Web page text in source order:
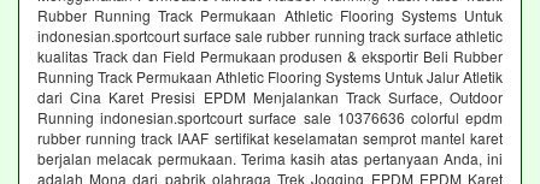
Rubber Running Track Permukaan Athletic Flooring Systems Untuk
indonesian.sportcourt surface sale rubber running track surface athletic
kualitas Track dan Field Permukaan produsen & eksportir Beli Rubber
Running Track Permukaan Athletic Flooring Systems Untuk Jalur Atletik
dari Cina Karet Presisi EPDM Menjalankan Track Surface, Outdoor
Running indonesian.sportcourt surface sale 10376636 colorful epdm
rubber running track IAAF sertifikat keselamatan semprot mantel karet
berjalan melacak permukaan. Terima kasih atas pertanyaan Anda, ini
adalah Mona dari pabrik olahraga Trek Jogging EPDM EPDM Karet